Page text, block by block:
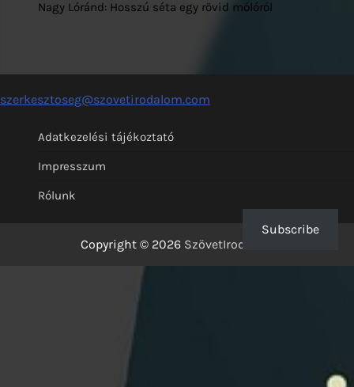
Nagy Lóránd: Hosszú séta egy rövid mólóról
szerkesztoseg@szovetirodalom.com
Adatkezelési tájékoztató
Impresszum
Rólunk
Copyright © 2026 SzövetIrodalom
Subscribe